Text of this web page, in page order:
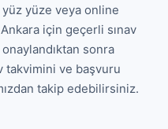
yüze veya online
için geçerli sınav
sonra
takvimini ve başvuru
takip edebilirsiniz.